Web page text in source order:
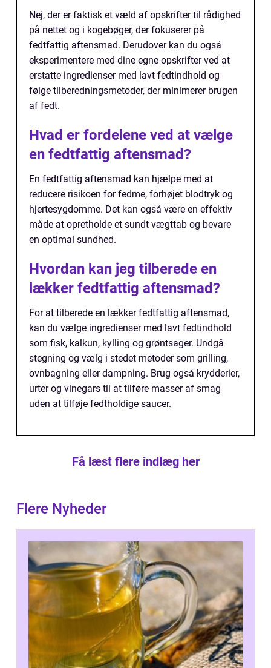
Nej, der er faktisk et væld af opskrifter til rådighed
på nettet og i kogebøger, der fokuserer på
fedtfattig aftensmad. Derudover kan du også
eksperimentere med dine egne opskrifter ved at
erstatte ingredienser med lavt fedtindhold og
følge tilberedningsmetoder, der minimerer brugen
af fedt.
Hvad er fordelene ved at vælge
en fedtfattig aftensmad?
En fedtfattig aftensmad kan hjælpe med at
reducere risikoen for fedme, forhøjet blodtryk og
hjertesygdomme. Det kan også være en effektiv
måde at opretholde et sundt vægttab og bevare
en optimal sundhed.
Hvordan kan jeg tilberede en
lækker fedtfattig aftensmad?
For at tilberede en lækker fedtfattig aftensmad,
kan du vælge ingredienser med lavt fedtindhold
som fisk, kalkun, kylling og grøntsager. Undgå
stegning og vælg i stedet metoder som grilling,
ovnbagning eller dampning. Brug også krydderier,
urter og vinegars til at tilføre masser af smag
uden at tilføje fedtholdige saucer.
Få læst flere indlæg her
Flere Nyheder